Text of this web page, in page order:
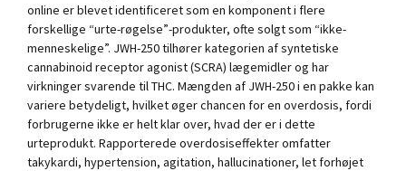
online er blevet identificeret som en komponent i flere
forskellige “urte-røgelse”-produkter, ofte solgt som “ikke-
menneskelige”. JWH-250 tilhører kategorien af syntetiske
cannabinoid receptor agonist (SCRA) lægemidler og har
virkninger svarende til THC. Mængden af JWH-250 i en pakke kan
variere betydeligt, hvilket øger chancen for en overdosis, fordi
forbrugerne ikke er helt klar over, hvad der er i dette
urteprodukt. Rapporterede overdosiseffekter omfatter
takykardi, hypertension, agitation, hallucinationer, let forhøjet